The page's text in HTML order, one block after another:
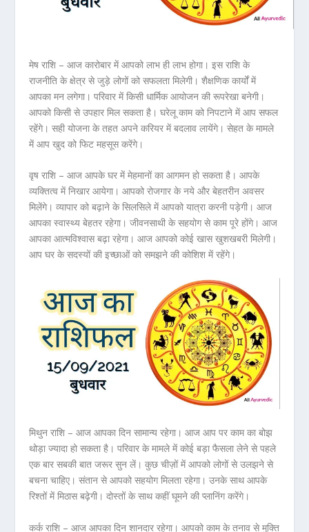
मेष राशि – आज कारोबार में आपको लाभ ही लाभ होगा। इस राशि के
राजनीति के क्षेत्र से जुड़े लोगों को सफलता मिलेगी। शैक्षणिक कार्यों में
आपका मन लगेगा। परिवार में किसी धार्मिक आयोजन की रूपरेखा बनेगी।
आपको किसी से उपहार मिल सकता है। घरेलू काम को निपटाने में आप सफल
रहेंगे। सही योजना के तहत अपने करियर में बदलाव लायेंगे। सेहत के मामले
में आप खुद को फिट महसूस करेंगे।
वृष राशि – आज आपके घर में मेहमानों का आगमन हो सकता है। आपके
व्यक्तित्व में निखार आयेगा। आपको रोजगार के नये और बेहतरीन अवसर
मिलेंगे। व्यापार को बढ़ाने के सिलसिले में आपको यात्रा करनी पड़ेगी। आज
आपका स्वास्थ्य बेहतर रहेगा। जीवनसाथी के सहयोग से काम पूरे होंगे। आज
आपका आत्मविश्वास बढ़ा रहेगा। आज आपको कोई खास खुशखबरी मिलेगी।
आप घर के सदस्यों की इच्छाओं को समझने की कोशिश में रहेंगे।
मिथुन राशि – आज आपका दिन सामान्य रहेगा। आज आप पर काम का बोझ
थोड़ा ज्यादा हो सकता है। परिवार के मामले में कोई बड़ा फैसला लेने से पहले
एक बार सबकी बात जरूर सुन लें। कुछ चीज़ों में आपको लोगों से उलझने से
बचना चाहिए। संतान से आपको सहयोग मिलता रहेगा। उनके साथ आपके
रिश्तों में मिठास बढ़ेगी। दोस्तों के साथ कहीं घूमने की प्लानिंग करेंगे।
कर्क राशि – आज आपका दिन शानदार रहेगा। आपको काम के तनाव से मुक्ति